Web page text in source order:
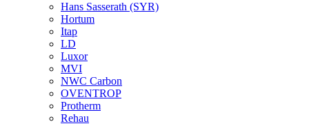
Hans Sasserath (SYR)
Hortum
Itap
LD
Luxor
MVI
NWC Carbon
OVENTROP
Protherm
Rehau